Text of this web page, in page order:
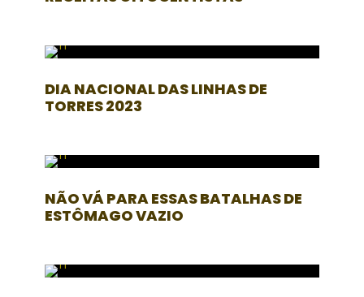
DIA NACIONAL DAS LINHAS DE
TORRES 2023
NÃO VÁ PARA ESSAS BATALHAS DE
ESTÔMAGO VAZIO